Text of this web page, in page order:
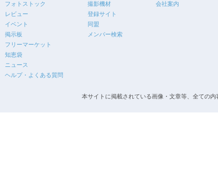
フォトストック
レビュー
イベント
掲示板
フリーマーケット
知恵袋
ニュース
ヘルプ・よくある質問
撮影機材
登録サイト
同盟
メンバー検索
会社案内
本サイトに掲載されている画像・文章等、全ての